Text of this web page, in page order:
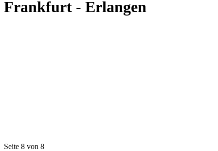
Frankfurt - Erlangen
Seite 8 von 8